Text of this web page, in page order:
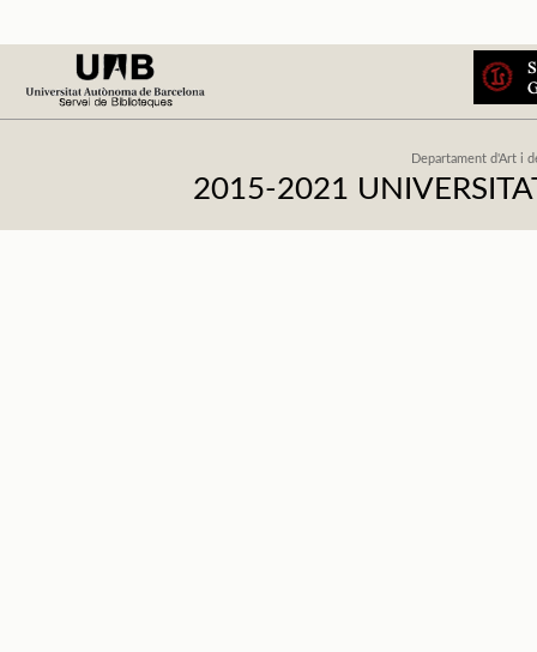
Departament d'Art i
2015-2021